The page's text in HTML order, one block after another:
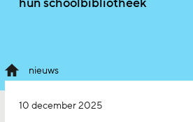
nieuws
10 december 2025